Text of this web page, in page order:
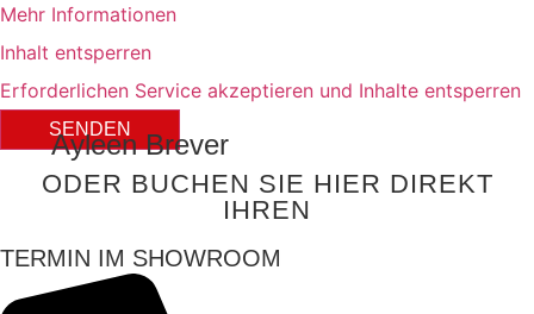
Mehr Informationen
Inhalt entsperren
Erforderlichen Service akzeptieren und Inhalte entsperren
SENDEN
ODER BUCHEN SIE HIER DIREKT
IHREN
TERMIN IM SHOWROOM
Ayleen Brever